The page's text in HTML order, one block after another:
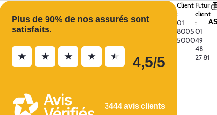
Plus de 90% de nos assurés sont
satisfaits.
★ ★ ★ ★ ★ 4,5/5
3444 avis clients
Client
:
01
8005
5000
Futur
client
:
01
49
48
27 81